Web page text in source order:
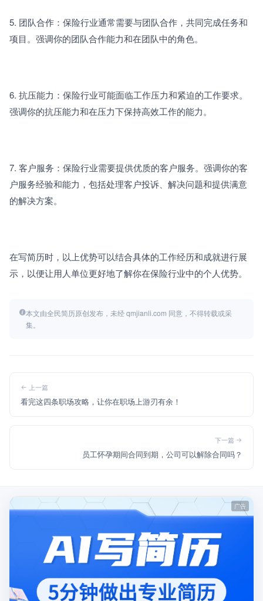
5. 团队合作：保险行业通常需要与团队合作，共同完成任务和
项目。强调你的团队合作能力和在团队中的角色。
6. 抗压能力：保险行业可能面临工作压力和紧迫的工作要求。
强调你的抗压能力和在压力下保持高效工作的能力。
7. 客户服务：保险行业需要提供优质的客户服务。强调你的客
户服务经验和能力，包括处理客户投诉、解决问题和提供满意
的解决方案。
在写简历时，以上优势可以结合具体的工作经历和成就进行展
示，以便让用人单位更好地了解你在保险行业中的个人优势。
本文由全民简历原创发布，未经 qmjianli.com 同意，不得转载或采
集。
上一篇
看完这四条职场攻略，让你在职场上游刃有余！
下一篇
员工怀孕期间合同到期，公司可以解除合同吗？